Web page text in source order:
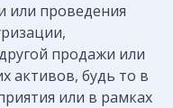
проведения
продажи или
активов, будь то в
или в рамках